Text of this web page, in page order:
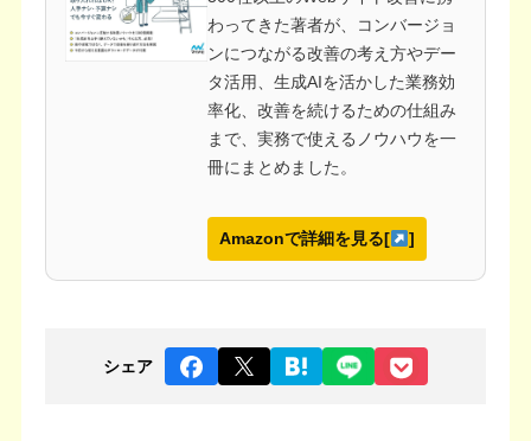
わってきた著者が、コンバージョ
ンにつながる改善の考え方やデー
タ活用、生成AIを活かした業務効
率化、改善を続けるための仕組み
まで、実務で使えるノウハウを一
冊にまとめました。
Amazonで詳細を見る[ ]
シェア